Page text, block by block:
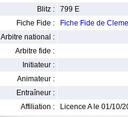
Blitz :
799 E
Fiche Fide :
Fiche Fide de
Arbitre national :
Arbitre fide :
Initiateur :
Animateur :
Entraîneur :
Affiliation :
Licence A le 01/10/